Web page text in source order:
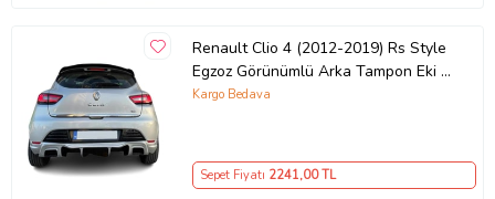
Renault Clio 4 (2012-2019) Rs Style
Egzoz Görünümlü Arka Tampon Eki -
Difüzör (Plastik)
Kargo Bedava
Sepet Fiyatı 2241,00 TL